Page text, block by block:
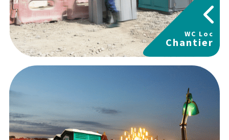
WC Loc
Chantier